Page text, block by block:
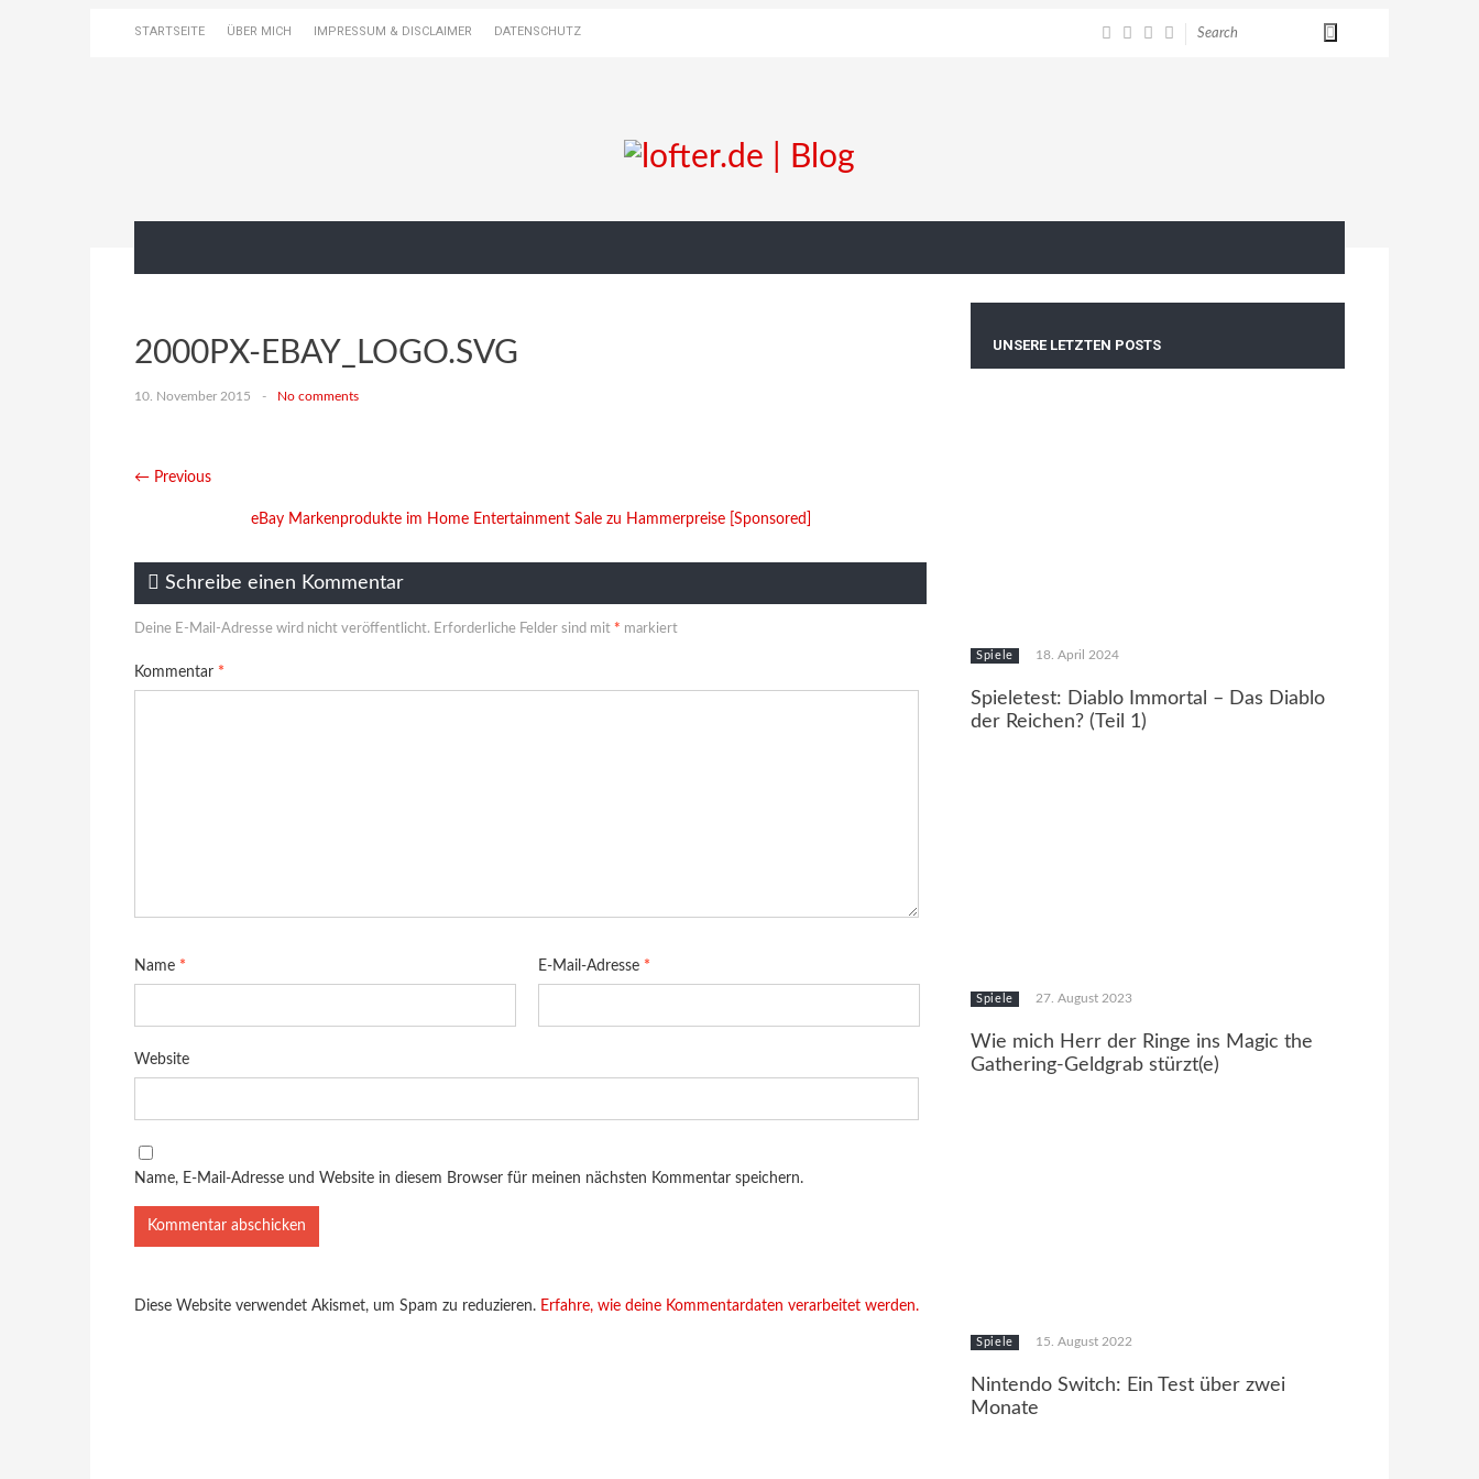
STARTSEITE ÜBER MICH IMPRESSUM & DISCLAIMER DATENSCHUTZ
2000PX-EBAY_LOGO.SVG
10. November 2015 - No comments
← Previous
eBay Markenprodukte im Home Entertainment Sale zu Hammerpreise [Sponsored]
Schreibe einen Kommentar
Deine E-Mail-Adresse wird nicht veröffentlicht. Erforderliche Felder sind mit * markiert
Kommentar *
Name * E-Mail-Adresse *
Website
Name, E-Mail-Adresse und Website in diesem Browser für meinen nächsten Kommentar speichern.
Diese Website verwendet Akismet, um Spam zu reduzieren. Erfahre, wie deine Kommentardaten verarbeitet werden.
UNSERE LETZTEN POSTS
Spiele 18. April 2024
Spieletest: Diablo Immortal – Das Diablo
der Reichen? (Teil 1)
Spiele 27. August 2023
Wie mich Herr der Ringe ins Magic the
Gathering-Geldgrab stürzt(e)
Spiele 15. August 2022
Nintendo Switch: Ein Test über zwei
Monate